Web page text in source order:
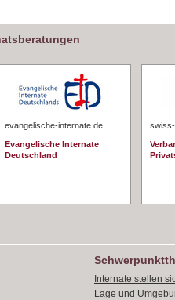
evangelische-internate.de
Evangelische Internate
Deutschland
Internate stellen
Lage und